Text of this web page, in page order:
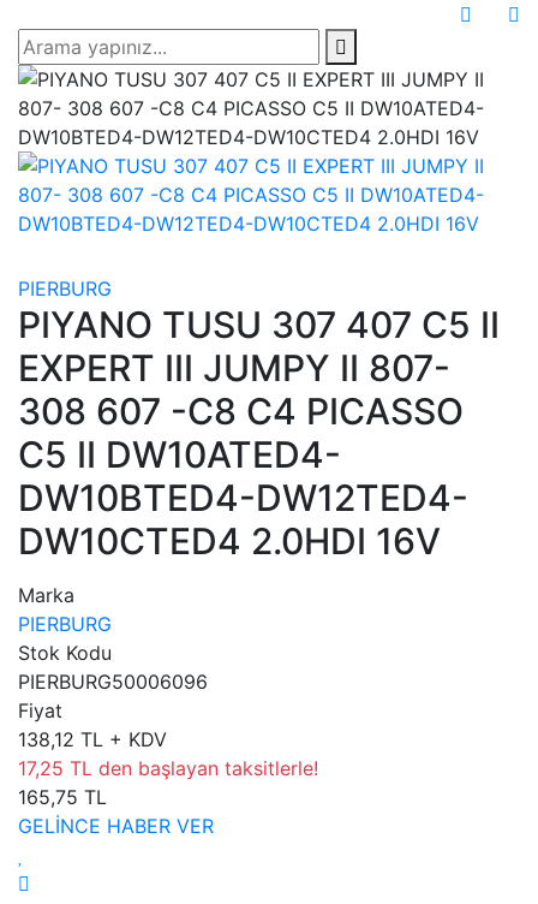
PIERBURG
PIYANO TUSU 307 407 C5 II
EXPERT III JUMPY II 807-
308 607 -C8 C4 PICASSO
C5 II DW10ATED4-
DW10BTED4-DW12TED4-
DW10CTED4 2.0HDI 16V
Marka
PIERBURG
Stok Kodu
PIERBURG50006096
Fiyat
138,12 TL + KDV
17,25 TL den başlayan taksitlerle!
165,75 TL
GELİNCE HABER VER